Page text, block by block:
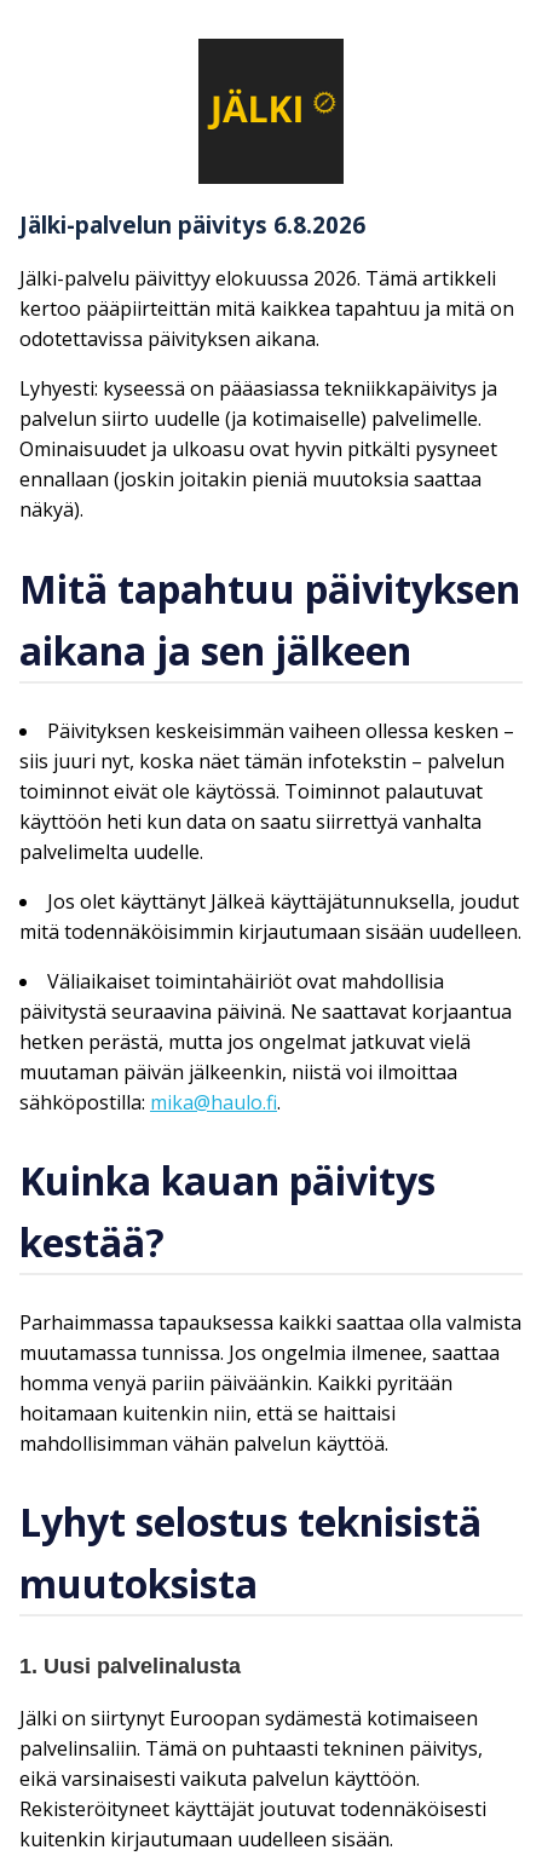
Jälki-palvelun päivitys 6.8.2026
Jälki-palvelu päivittyy elokuussa 2026. Tämä artikkeli
kertoo pääpiirteittän mitä kaikkea tapahtuu ja mitä on
odotettavissa päivityksen aikana.
Lyhyesti: kyseessä on pääasiassa tekniikkapäivitys ja
palvelun siirto uudelle (ja kotimaiselle) palvelimelle.
Ominaisuudet ja ulkoasu ovat hyvin pitkälti pysyneet
ennallaan (joskin joitakin pieniä muutoksia saattaa
näkyä).
Mitä tapahtuu päivityksen
aikana ja sen jälkeen
Päivityksen keskeisimmän vaiheen ollessa kesken –
siis juuri nyt, koska näet tämän infotekstin – palvelun
toiminnot eivät ole käytössä. Toiminnot palautuvat
käyttöön heti kun data on saatu siirrettyä vanhalta
palvelimelta uudelle.
Jos olet käyttänyt Jälkeä käyttäjätunnuksella, joudut
mitä todennäköisimmin kirjautumaan sisään uudelleen.
Väliaikaiset toimintahäiriöt ovat mahdollisia
päivitystä seuraavina päivinä. Ne saattavat korjaantua
hetken perästä, mutta jos ongelmat jatkuvat vielä
muutaman päivän jälkeenkin, niistä voi ilmoittaa
sähköpostilla: mika@haulo.fi.
Kuinka kauan päivitys
kestää?
Parhaimmassa tapauksessa kaikki saattaa olla valmista
muutamassa tunnissa. Jos ongelmia ilmenee, saattaa
homma venyä pariin päiväänkin. Kaikki pyritään
hoitamaan kuitenkin niin, että se haittaisi
mahdollisimman vähän palvelun käyttöä.
Lyhyt selostus teknisistä
muutoksista
1. Uusi palvelinalusta
Jälki on siirtynyt Euroopan sydämestä kotimaiseen
palvelinsaliin. Tämä on puhtaasti tekninen päivitys,
eikä varsinaisesti vaikuta palvelun käyttöön.
Rekisteröityneet käyttäjät joutuvat todennäköisesti
kuitenkin kirjautumaan uudelleen sisään.